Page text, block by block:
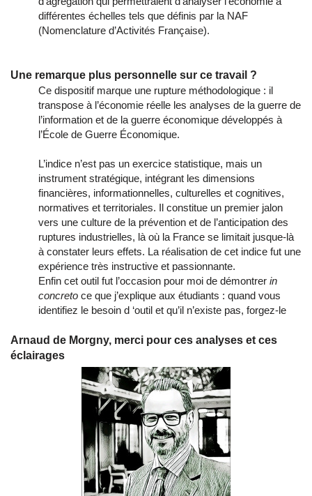
différentes échelles tels que définis par la NAF
(Nomenclature d’Activités Française).
Une remarque plus personnelle sur ce travail ?
Ce dispositif marque une rupture méthodologique : il
transpose à l’économie réelle les analyses de la guerre de
l’information et de la guerre économique développés à
l’École de Guerre Économique.
L’indice n’est pas un exercice statistique, mais un
instrument stratégique, intégrant les dimensions
financières, informationnelles, culturelles et cognitives,
normatives et territoriales. Il constitue un premier jalon
vers une culture de la prévention et de l’anticipation des
ruptures industrielles, là où la France se limitait jusque-là
à constater leurs effets. La réalisation de cet indice fut une
expérience très instructive et passionnante.
Enfin cet outil fut l’occasion pour moi de démontrer in
concreto ce que j’explique aux étudiants : quand vous
identifiez le besoin d ‘outil et qu’il n’existe pas, forgez-le
Arnaud de Morgny, merci pour ces analyses et ces
éclairages